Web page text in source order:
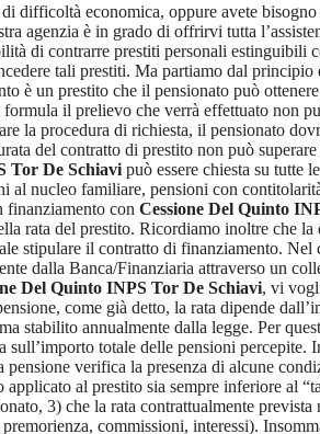
difficoltà economica, oppure avete
agenzia è in grado di offrirvi tutta
di contrarre prestiti personali estinguibili
tali prestiti. Ma partiamo dal principio
è un prestito che il pensionato può
il prelievo che verrà effettuato non
la procedura di richiesta, il pensionato
del contratto di prestito non può
Tor De Schiavi può essere chiesta su tutte
nucleo familiare, pensioni con
finanziamento con Cessione Del Quinto
del prestito. Ricordiamo inoltre che la
stipulare il contratto di finanziamento.
dalla Banca/Finanziaria attraverso un
Del Quinto INPS Tor De Schiavi, vi
come già detto, la rata dipende
stabilito annualmente dalla legge. Per
totale delle pensioni percepite.
verifica la presenza di alcune
al prestito sia sempre inferiore al
3) che la rata contrattualmente
commissioni, interessi).